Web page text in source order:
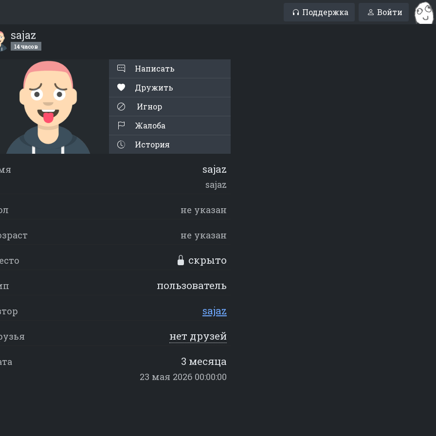
Поддержка Войти
sajaz
14 часов
Написать
Дружить
Игнор
Жалоба
История
sajaz
sajaz
не указан
не указан
скрыто
пользователь
sajaz
нет друзей
3 месяца
23 мая 2026 00:00:00